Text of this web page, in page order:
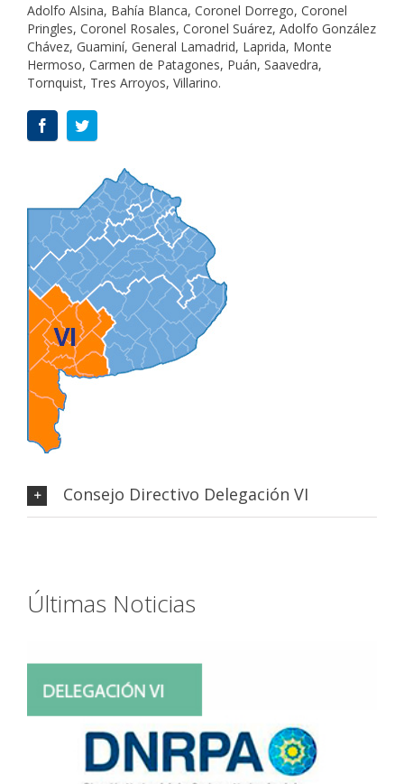
Adolfo Alsina, Bahía Blanca, Coronel Dorrego, Coronel
Pringles, Coronel Rosales, Coronel Suárez, Adolfo González
Chávez, Guaminí, General Lamadrid, Laprida, Monte
Hermoso, Carmen de Patagones, Puán, Saavedra,
Tornquist, Tres Arroyos, Villarino.
Consejo Directivo Delegación VI
Últimas Noticias